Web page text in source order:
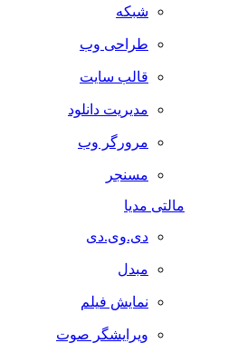
شبکه
طراحی وب
قالب سایت
مدیریت دانلود
مرورگر وب
مسنجر
مالتی مدیا
دی.وی.دی
مبدل
نمایش فیلم
ویرایشگر صوت